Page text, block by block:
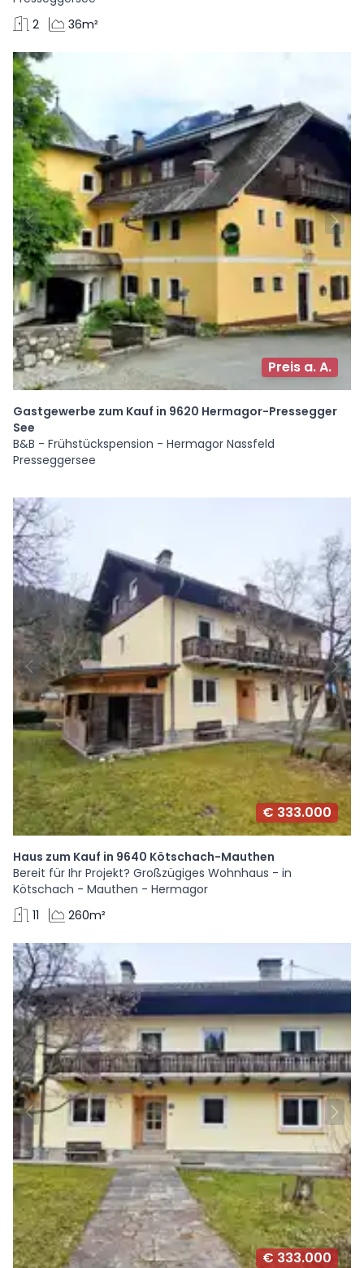
2
36m²
Preis a. A.
Gastgewerbe zum Kauf in 9620 Hermagor-Pressegger
See
B&B - Frühstückspension - Hermagor Nassfeld
Presseggersee
€ 333.000
Haus zum Kauf in 9640 Kötschach-Mauthen
Bereit für Ihr Projekt? Großzügiges Wohnhaus - in
Kötschach - Mauthen - Hermagor
11
260m²
€ 333.000